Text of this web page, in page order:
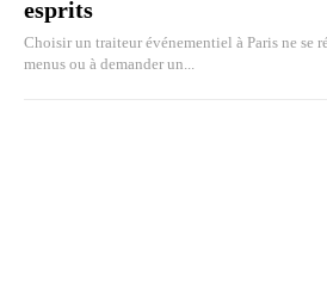
esprits
Choisir un traiteur événementiel à Paris ne se
menus ou à demander un...